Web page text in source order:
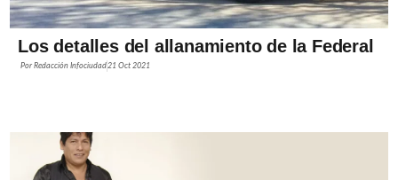
Los detalles del allanamiento de la Federal
PorRedacción Infociudad 21 Oct 2021